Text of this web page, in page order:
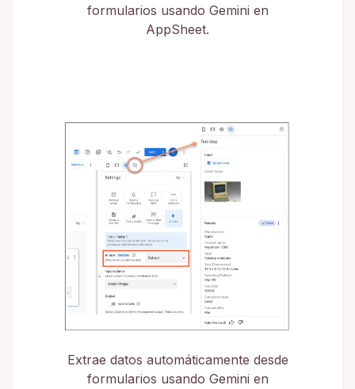
formularios usando Gemini en
AppSheet.
Extrae datos automáticamente desde
formularios usando Gemini en